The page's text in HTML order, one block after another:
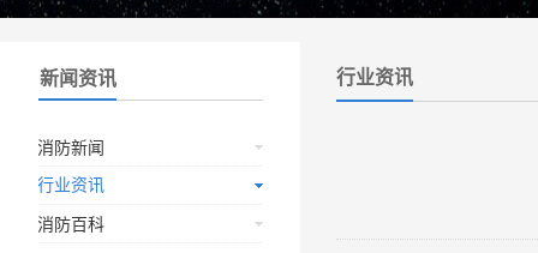
新闻资讯
消防新闻
行业资讯
消防百科
行业资讯